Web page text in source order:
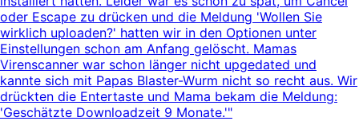
oder Escape zu drücken und die Meldung 'Wollen Sie
wirklich uploaden?' hatten wir in den Optionen unter
Einstellungen schon am Anfang gelöscht. Mamas
Virenscanner war schon länger nicht upgedated und
kannte sich mit Papas Blaster-Wurm nicht so recht aus. Wir
drückten die Entertaste und Mama bekam die Meldung:
'Geschätzte Downloadzeit 9 Monate.'"